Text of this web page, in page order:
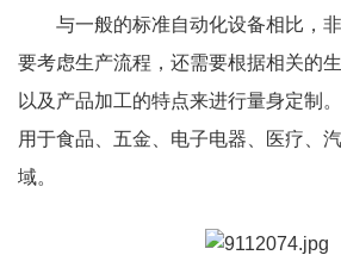
与一般的标准自动化设备相比，
要考虑生产流程，还需要根据相关的
以及产品加工的特点来进行量身定制
用于食品、五金、电子电器、医疗、
域。